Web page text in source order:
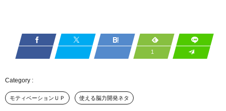
1
モティベーションＵＰ 使える脳力開発ネタ